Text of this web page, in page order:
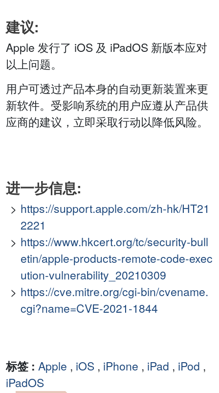
建议:
Apple 发行了 iOS 及 iPadOS 新版本应对
以上问题。
用户可透过产品本身的自动更新装置来更
新软件。受影响系统的用户应遵从产品供
应商的建议，立即采取行动以降低风险。
进一步信息:
https://support.apple.com/zh-hk/HT21
2221
https://www.hkcert.org/tc/security-bull
etin/apple-products-remote-code-exec
ution-vulnerability_20210309
https://cve.mitre.org/cgi-bin/cvename.
cgi?name=CVE-2021-1844
标签 : Apple , iOS , iPhone , iPad , iPod ,
iPadOS